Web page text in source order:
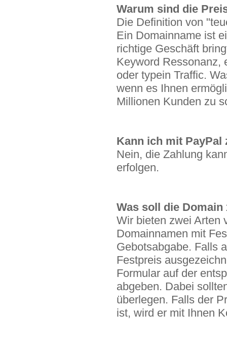
Warum sind die
Die Definition von
Ein Domainname ist
richtige Geschäft
Keyword Ressonanz,
oder typein Traffic.
wenn es Ihnen
Millionen Kunden zu
Kann ich mit PayPal
Nein, die Zahlung
erfolgen.
Was soll die Domain
Wir bieten zwei Arten
Domainnamen mit
Gebotsabgabe. Falls
Festpreis
Formular auf der
abgeben. Dabei
überlegen. Falls der
ist, wird er mit Ihnen